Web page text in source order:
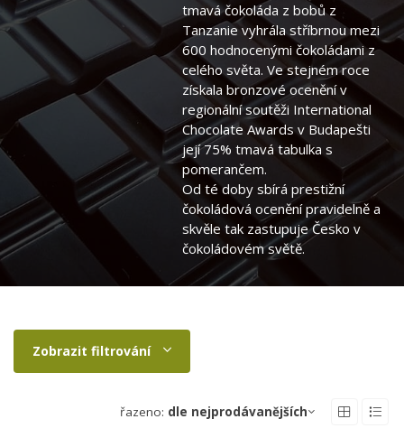
tmavá čokoláda z bobů z
Tanzanie vyhrála stříbrnou mezi
600 hodnocenými čokoládami z
celého světa. Ve stejném roce
získala bronzové ocenění v
regionální soutěži International
Chocolate Awards v Budapešti
její 75% tmavá tabulka s
pomerančem.
Od té doby sbírá prestižní
čokoládová ocenění pravidelně a
skvěle tak zastupuje Česko v
čokoládovém světě.
Zobrazit filtrování
řazeno: dle nejprodávanějších